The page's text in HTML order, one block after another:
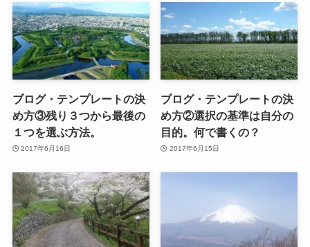
ブログ・テンプレートの決
め方③残り３つから最後の
１つを選ぶ方法。
2017年6月16日
ブログ・テンプレートの決
め方②選択の基準は自分の
目的。何で書くの？
2017年6月15日